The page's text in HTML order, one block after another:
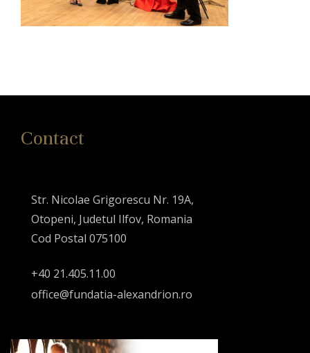
Contact
Str. Nicolae Grigorescu Nr. 19A,
Otopeni, Judetul Ilfov, Romania
Cod Postal 075100
+40 21.405.11.00
office@fundatia-alexandrion.ro